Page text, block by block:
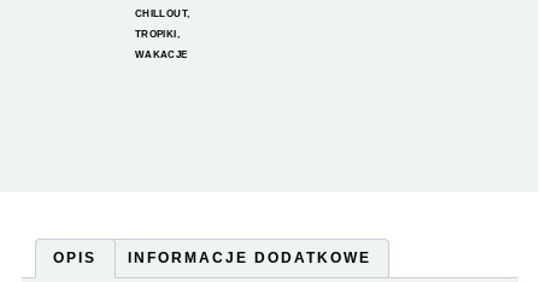
CHILLOUT,
TROPIKI
WAKACJE
OPIS INFORMACJE DODATKOWE